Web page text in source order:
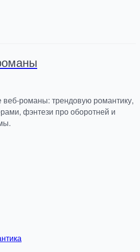
веб-романы: трендовую романтику,
фэнтези про оборотней и